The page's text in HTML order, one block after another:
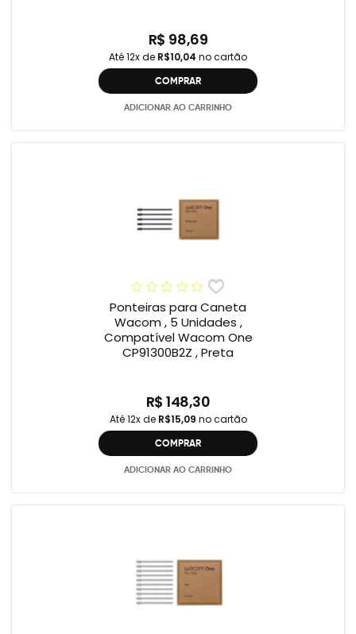
R$ 98,69
Até 12x de R$10,04 no cartão
COMPRAR
ADICIONAR AO CARRINHO
Ponteiras para Caneta
Wacom , 5 Unidades ,
Compatível Wacom One
CP91300B2Z , Preta
R$ 148,30
Até 12x de R$15,09 no cartão
COMPRAR
ADICIONAR AO CARRINHO